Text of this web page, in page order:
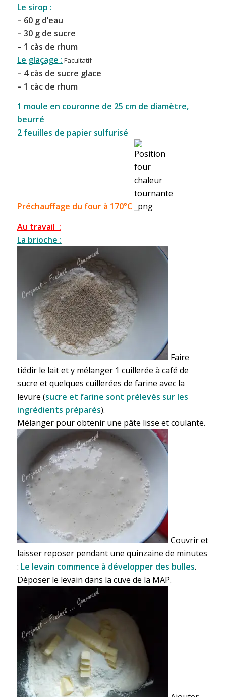
Le sirop :
– 60 g d’eau
– 30 g de sucre
– 1 càs de rhum
Le glaçage : Facultatif
– 4 càs de sucre glace
– 1 càc de rhum
1 moule en couronne de 25 cm de diamètre,
beurré
2 feuilles de papier sulfurisé
Préchauffage du four à 170°C
Au travail :
La brioche :
Faire
tiédir le lait et y mélanger 1 cuillerée à café de
sucre et quelques cuillerées de farine avec la
levure (sucre et farine sont prélevés sur les
ingrédients préparés).
Mélanger pour obtenir une pâte lisse et coulante.
Couvrir et
laisser reposer pendant une quinzaine de minutes
: Le levain commence à développer des bulles.
Déposer le levain dans la cuve de la MAP.